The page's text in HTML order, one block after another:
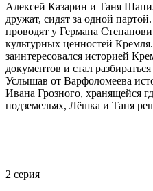
Алексей Казарин и Таня
дружат, сидят за одной
проводят у Германа
культурных ценностей
заинтересовался историей
документов и стал
Услышав от Варфоломеева
Ивана Грозного, хранящейся
подземельях, Лёшка и Таня
2 серия